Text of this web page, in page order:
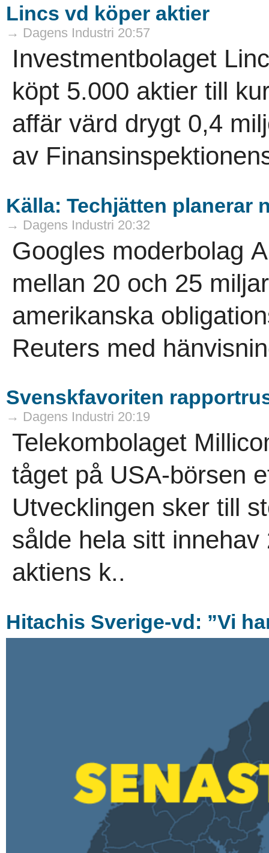
Lincs vd köper aktier
→ Dagens Industri 20:57
Investmentbolaget
köpt 5.000 aktier till
affär värd drygt 0,4
av
Källa: Techjätten planerar
→ Dagens Industri 20:32
Googles moderbolag
mellan 20 och 25
amerikanska
Reuters med
Svenskfavoriten
→ Dagens Industri 20:19
Telekombolaget
tåget på USA-börsen
Utvecklingen sker till
sålde hela sitt
aktiens k..
Hitachis Sverige-vd: ”Vi